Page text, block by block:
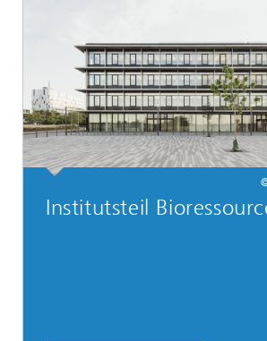
Institutsteil